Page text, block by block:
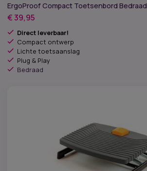
ErgoProof Compact Toetsenbord Bedraad
€39,95
Direct leverbaar!
Compact ontwerp
Lichte toetsaanslag
Plug & Play
Bedraad